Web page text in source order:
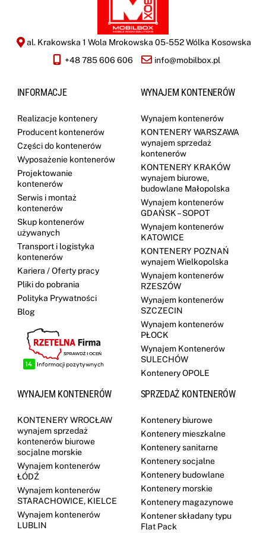
al. Krakowska 1 Wola Mrokowska 05-552 Wólka Kosowska
+48 785 606 606
info@mobilbox.pl
INFORMACJE
Realizacje kontenery
Producent kontenerów
Części do kontenerów
Wyposażenie kontenerów
Projektowanie
kontenerów
Serwis i montaż
kontenerów
Skup kontenerów
używanych
Transport i logistyka
kontenerów
Kariera / Oferty pracy
Pliki do pobrania
Polityka Prywatności
Blog
WYNAJEM KONTENERÓW
Wynajem kontenerów
KONTENERY WARSZAWA
wynajem sprzedaż
kontenerów
KONTENERY KRAKÓW
wynajem biurowe,
budowlane Małopolska
Wynajem kontenerów
GDAŃSK – SOPOT
Wynajem kontenerów
KATOWICE
KONTENERY POZNAŃ
wynajem Wielkopolska
Wynajem kontenerów
RZESZÓW
Wynajem kontenerów
SZCZECIN
Wynajem kontenerów
PŁOCK
Wynajem Kontenerów
SULECHÓW
Kontenery OPOLE
WYNAJEM KONTENERÓW
KONTENERY WROCŁAW
wynajem sprzedaż
kontenerów biurowe
socjalne morskie
Wynajem kontenerów
ŁÓDŹ
Wynajem kontenerów
STARACHOWICE, KIELCE
Wynajem kontenerów
LUBLIN
SPRZEDAŻ KONTENERÓW
Kontenery biurowe
Kontenery mieszkalne
Kontenery sanitarne
Kontenery socjalne
Kontenery budowlane
Kontenery morskie
Kontenery magazynowe
Kontener składany typu
Flat Pack